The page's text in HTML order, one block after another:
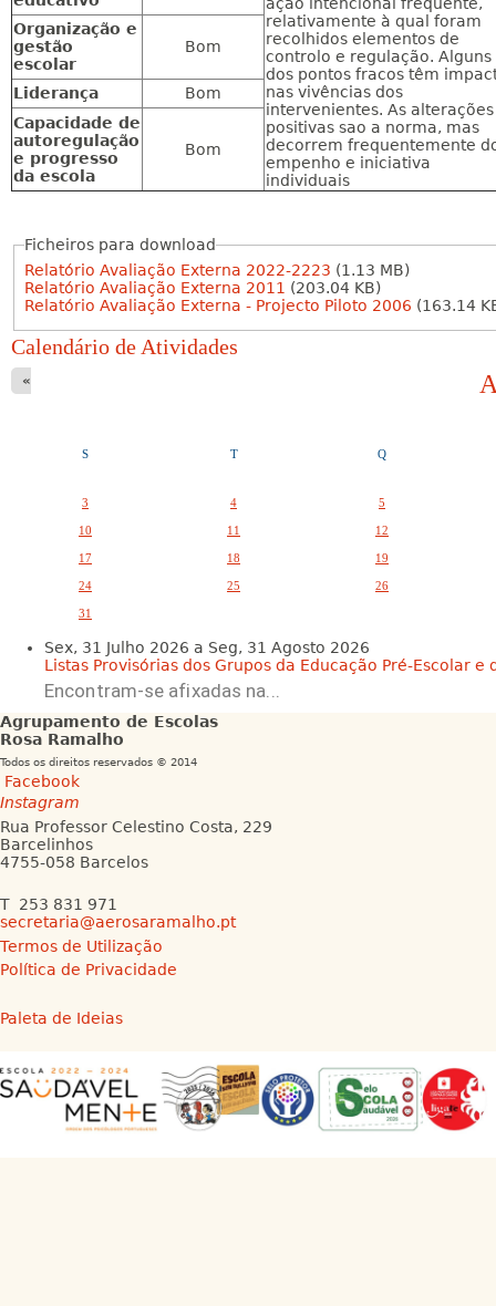
relativamente à qual foram
recolhidos elementos de
controlo e regulação. Alguns
dos pontos fracos têm
nas vivências dos
intervenientes. As alterações
positivas sao a norma, mas
decorrem frequentemente
empenho e iniciativa
individuais
Organização e
gestão
escolar
Bom
Liderança
Bom
Capacidade de
autoregulação
e progresso
da escola
Bom
s
Ficheiros para download
Relatório Avaliação Externa 2022-2223 (1.13 MB)
Relatório Avaliação Externa 2011 (203.04 KB)
Relatório Avaliação Externa - Projecto Piloto 2006 (163.14
Calendário de Atividades
«
S T Q
3 4 5
10 11 12
17 18 19
24 25 26
31
Sex, 31 Julho 2026 a Seg, 31 Agosto 2026
Listas Provisórias dos Grupos da Educação Pré-Escolar e
Encontram-se afixadas na...
Agrupamento de Escolas
Rosa Ramalho
Todos os direitos reservados © 2014
Facebook
Instagram
Rua Professor Celestino Costa, 229
Barcelinhos
4755-058 Barcelos
T 253 831 971
secretaria@aerosaramalho.pt
Termos de Utilização
Política de Privacidade
Paleta de Ideias